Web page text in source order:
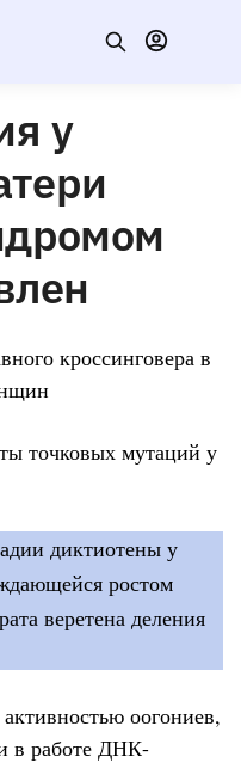
у
кроссинговера в
точковых мутаций у
диктиотены у
ростом
веретена деления
оогониев,
в работе ДНК-